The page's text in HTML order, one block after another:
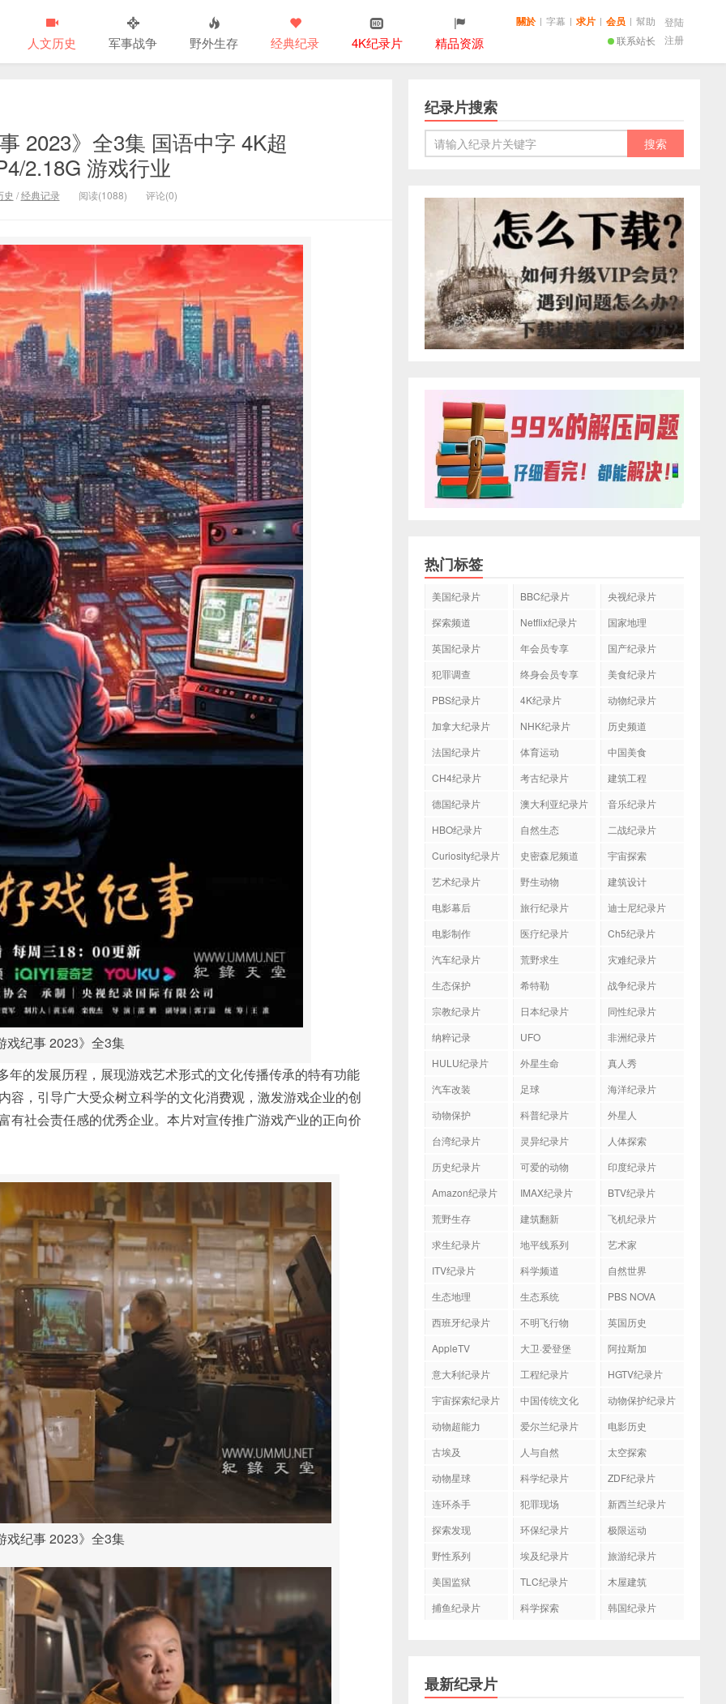
人文历史 军事战争 野外生存 经典纪录 4K纪录片 精品资源 联系站长
關於 | 字幕 | 求片 | 会员 | 幫助
登陆
注册
2023》全3集 国语中字 4K超
2.18G 游戏行业
史 /经典记录 阅读(1088) 评论(0)
戏纪事 2023》全3集
的发展历程，展现游戏艺术形式的文化传播传承的特有功能
，引导广大受众树立科学的文化消费观，激发游戏企业的创
社会责任感的优秀企业。本片对宣传推广游戏产业的正向价
戏纪事 2023》全3集
纪录片搜索
热门标签
美国纪录片 BBC纪录片
央视纪录片
探索频道
Netflix纪录片
国家地理
英国纪录片
年会员专享
国产纪录片
犯罪调查
终身会员专享
美食纪录片
PBS纪录片
4K纪录片
动物纪录片
加拿大纪录片
NHK纪录片
历史频道
法国纪录片
体育运动
中国美食
CH4纪录片
考古纪录片
建筑工程
德国纪录片
澳大利亚纪录片
音乐纪录片
HBO纪录片
自然生态
二战纪录片
Curiosity纪录片
史密森尼频道
宇宙探索
艺术纪录片
野生动物
建筑设计
电影幕后
旅行纪录片
迪士尼纪录片
电影制作
医疗纪录片
Ch5纪录片
汽车纪录片
荒野求生
灾难纪录片
生态保护
希特勒
战争纪录片
宗教纪录片
日本纪录片
同性纪录片
纳粹记录
UFO
非洲纪录片
HULU纪录片
外星生命
真人秀
汽车改装
足球
海洋纪录片
动物保护
科普纪录片
外星人
台湾纪录片
灵异纪录片
人体探索
历史纪录片
可爱的动物
印度纪录片
Amazon纪录片
IMAX纪录片
BTV纪录片
荒野生存
建筑翻新
飞机纪录片
求生纪录片
地平线系列
艺术家
ITV纪录片
科学频道
自然世界
生态地理
生态系统
PBS NOVA
西班牙纪录片
不明飞行物
英国历史
AppleTV
大卫·爱登堡
阿拉斯加
意大利纪录片
工程纪录片
HGTV纪录片
宇宙探索纪录片
中国传统文化
动物保护纪录片
动物超能力
爱尔兰纪录片
电影历史
古埃及
人与自然
太空探索
动物星球
科学纪录片
ZDF纪录片
连环杀手
犯罪现场
新西兰纪录片
探索发现
环保纪录片
极限运动
野性系列
埃及纪录片
旅游纪录片
美国监狱
TLC纪录片
木屋建筑
捕鱼纪录片
科学探索 韩国纪录片
最新纪录片